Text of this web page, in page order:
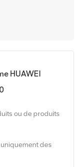
HUAWEI
ou de produits
des